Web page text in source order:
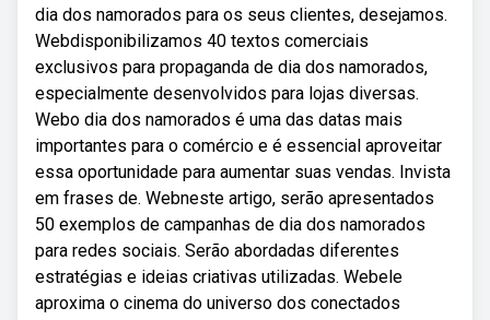
dia dos namorados para os seus clientes, desejamos.
Webdisponibilizamos 40 textos comerciais
exclusivos para propaganda de dia dos namorados,
especialmente desenvolvidos para lojas diversas.
Webo dia dos namorados é uma das datas mais
importantes para o comércio e é essencial aproveitar
essa oportunidade para aumentar suas vendas. Invista
em frases de. Webneste artigo, serão apresentados
50 exemplos de campanhas de dia dos namorados
para redes sociais. Serão abordadas diferentes
estratégias e ideias criativas utilizadas. Webele
aproxima o cinema do universo dos conectados